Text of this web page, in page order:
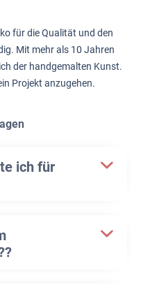
für die Qualität und den
Mit mehr als 10 Jahren
der handgemalten Kunst.
Projekt anzugehen.
ich für